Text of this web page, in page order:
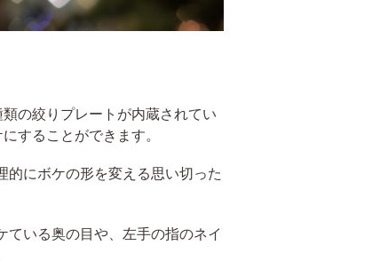
の絞りプレートが内蔵されてい
することができます。
にボケの形を変える思い切った
いる奥の目や、左手の指のネイ